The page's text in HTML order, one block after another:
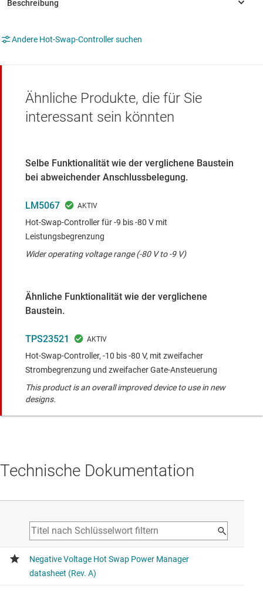
Andere Hot-Swap-Controller suchen
Ähnliche Produkte, die für Sie
interessant sein könnten
Selbe Funktionalität wie der verglichene Baustein
bei abweichender Anschlussbelegung.
LM5067
Hot-Swap-Controller für -9 bis -80 V mit
Leistungsbegrenzung
Wider operating voltage range (-80 V to -9 V)
Ähnliche Funktionalität wie der verglichene
Baustein.
TPS23521
Hot-Swap-Controller, -10 bis -80 V, mit zweifacher
Strombegrenzung und zweifacher Gate-Ansteuerung
This product is an overall improved device to use in new
designs.
Technische Dokumentation